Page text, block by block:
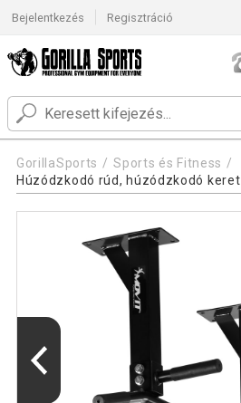
Bejelentkezés Regisztráció
GorillaSports
Sports és Fitness
Húzódzkodó rúd, húzódzkodó keret